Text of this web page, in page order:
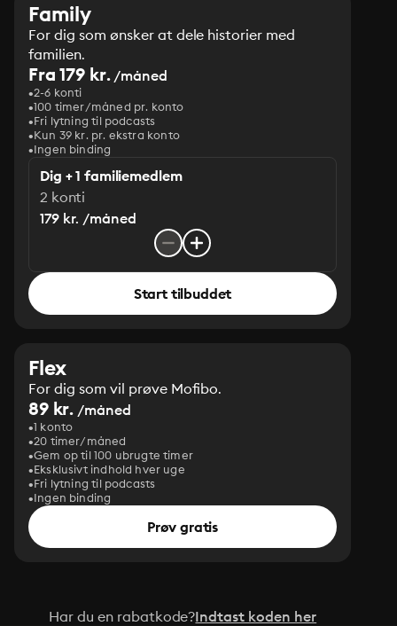
Family
For dig som ønsker at dele historier med
familien.
Fra 179 kr./måned
2-6 konti
100 timer/måned pr. konto
Fri lytning til podcasts
Kun 39 kr. pr. ekstra konto
Ingen binding
Dig + 1 familiemedlem
2 konti
179 kr. /måned
Start tilbuddet
Flex
For dig som vil prøve Mofibo.
89 kr. /måned
1 konto
20 timer/måned
Gem op til 100 ubrugte timer
Eksklusivt indhold hver uge
Fri lytning til podcasts
Ingen binding
Prøv gratis
Har du en rabatkode?Indtast koden her